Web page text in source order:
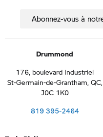
Abonnez-vous à
Drummond
176, boulevard Industriel
St-Germain-de-Grantham, QC,
J0C 1K0
819 395-2464